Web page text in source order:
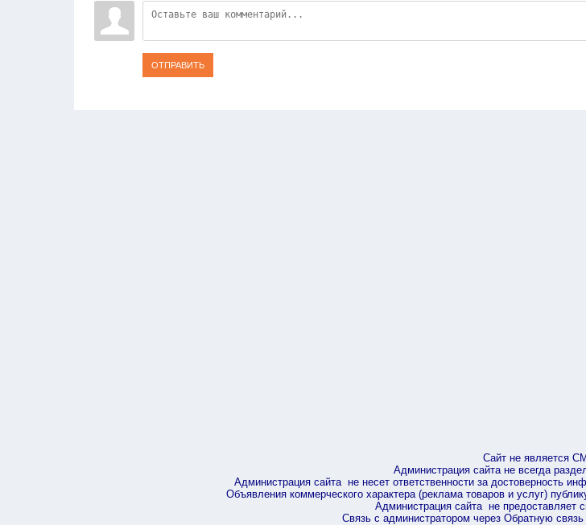
ОТПРАВИТЬ
Сайт не является
Администрация сайта не всегда
Администрация сайта не несет ответственности за достоверность
Объявления коммерческого характера (реклама товаров и услуг)
Администрация сайта не предоставляет
Связь с администратором через Обратную